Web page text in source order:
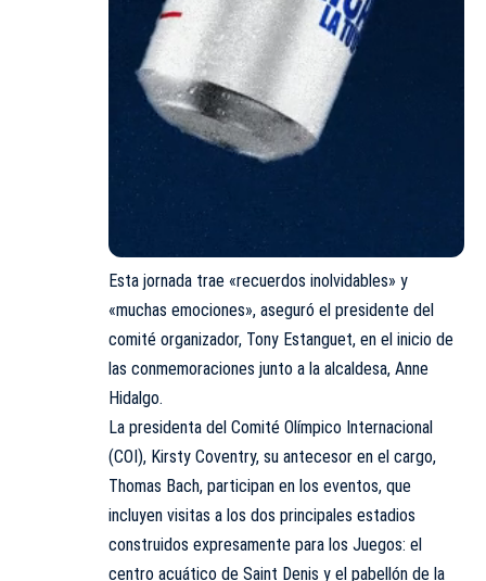
Esta jornada trae «recuerdos inolvidables» y
«muchas emociones», aseguró el presidente del
comité organizador, Tony Estanguet, en el inicio de
las conmemoraciones junto a la alcaldesa, Anne
Hidalgo.
La presidenta del Comité Olímpico Internacional
(COI), Kirsty Coventry, su antecesor en el cargo,
Thomas Bach, participan en los eventos, que
incluyen visitas a los dos principales estadios
construidos expresamente para los Juegos: el
centro acuático de Saint Denis y el pabellón de la